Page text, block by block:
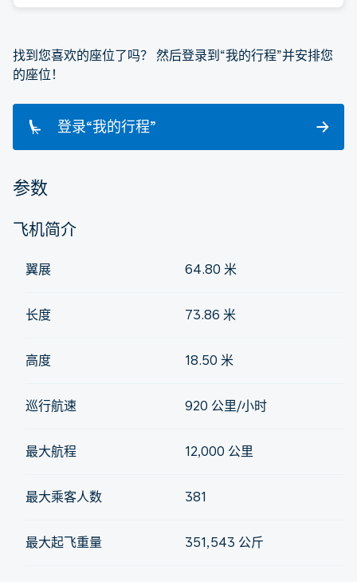
找到您喜欢的座位了吗？ 然后登录到“我的行程”并安排您
的座位！
登录“我的行程”
参数
飞机简介
翼展 64.80 米
长度 73.86 米
高度 18.50 米
巡行航速 920 公里/小时
最大航程 12,000 公里
最大乘客人数 381
最大起飞重量 351,543 公斤